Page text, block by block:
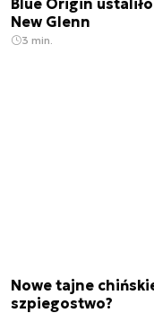
Blue Origin
New Glenn
3 min.
Nowe tajne
szpiegostwo?